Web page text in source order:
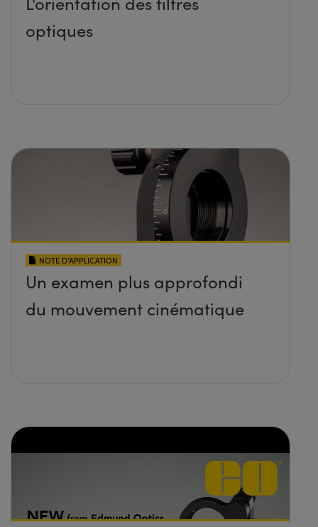
optiques
NOTE D’APPLICATION
Un examen plus approfondi
du mouvement cinématique